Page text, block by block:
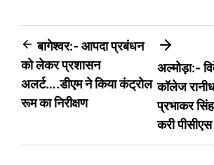
Post
navigation
बागेश्वर:- आपदा प्रबंधन
को लेकर प्रशासन
अलर्ट….डीएम ने किया कंट्रोल
रूम का निरीक्षण
अल्मोड़ा:-
कॉलेज
प्रभाकर
करी पीसीएस